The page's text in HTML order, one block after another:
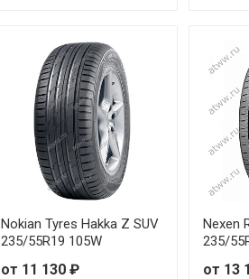
Nokian Tyres Hakka Z SUV
235/55R19 105W
от 11 130 ₽
Nexen
235/
от 13